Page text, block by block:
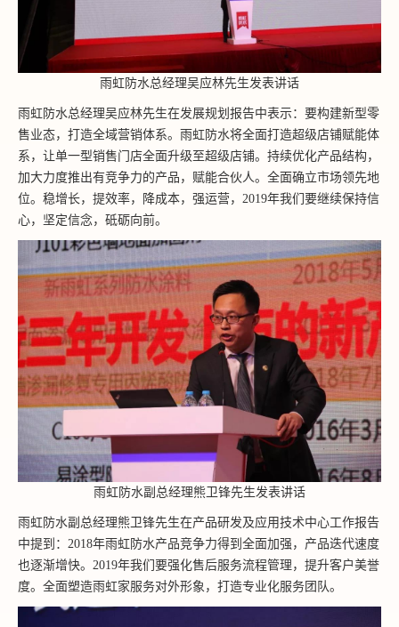
雨虹防水总经理吴应林先生发表讲话
雨虹防水总经理吴应林先生在发展规划报告中表示：要构建新型零
售业态，打造全域营销体系。雨虹防水将全面打造超级店铺赋能体
系，让单一型销售门店全面升级至超级店铺。持续优化产品结构，
加大力度推出有竞争力的产品，赋能合伙人。全面确立市场领先地
位。稳增长，提效率，降成本，强运营，2019年我们要继续保持信
心，坚定信念，砥砺向前。
雨虹防水副总经理熊卫锋先生发表讲话
雨虹防水副总经理熊卫锋先生在产品研发及应用技术中心工作报告
中提到：2018年雨虹防水产品竞争力得到全面加强，产品迭代速度
也逐渐增快。2019年我们要强化售后服务流程管理，提升客户美誉
度。全面塑造雨虹家服务对外形象，打造专业化服务团队。